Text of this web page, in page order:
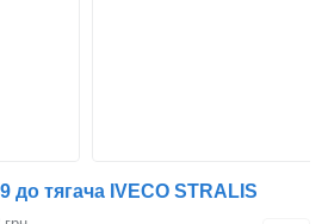
до тягача IVECO STRALIS